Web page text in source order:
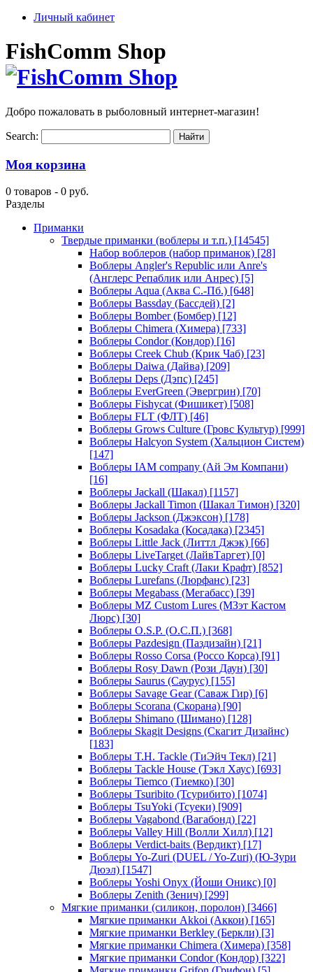
Личный кабинет
FishComm Shop
Добро пожаловать в рыболовный интернет-магазин!
Search:
Моя корзина
0 товаров - 0 руб.
Разделы
Приманки
Твердые приманки (воблеры и т.п.) [14545]
Набор воблеров (набор приманок) [28]
Воблеры Angler's Republic или Anre's
(Англерс Репаблик или Анрес) [5]
Воблеры Aqua (Аква С.-Пб.) [648]
Воблеры Bassday (Бассдей) [2]
Воблеры Bomber (Бомбер) [12]
Воблеры Chimera (Химера) [733]
Воблеры Condor (Кондор) [16]
Воблеры Creek Chub (Крик Чаб) [23]
Воблеры Daiwa (Дайва) [209]
Воблеры Deps (Дэпс) [245]
Воблеры EverGreen (Эвергрин) [70]
Воблеры Fishycat (Фишикет) [508]
Воблеры FLT (ФЛТ) [46]
Воблеры Grows Culture (Гровс Культур) [999]
Воблеры Halcyon System (Хальцион Систем)
[147]
Воблеры IAM company (Ай Эм Компани)
[16]
Воблеры Jackall (Шакал) [1157]
Воблеры Jackall Timon (Шакал Тимон) [320]
Воблеры Jackson (Джэксон) [178]
Воблеры Kosadaka (Косадака) [2345]
Воблеры Little Jack (Литтл Джэк) [66]
Воблеры LiveTarget (ЛайвТаргет) [0]
Воблеры Lucky Craft (Лаки Крафт) [852]
Воблеры Lurefans (Люрфанс) [23]
Воблеры Megabass (Мегабасс) [39]
Воблеры MZ Custom Lures (МЗэт Кастом
Люрс) [30]
Воблеры O.S.P. (О.С.П.) [368]
Воблеры Pazdesign (Паздизайн) [21]
Воблеры Rosso Corsa (Россо Корса) [91]
Воблеры Rosy Dawn (Рози Даун) [30]
Воблеры Saurus (Саурус) [155]
Воблеры Savage Gear (Саваж Гир) [6]
Воблеры Scorana (Скорана) [90]
Воблеры Shimano (Шимано) [128]
Воблеры Skagit Designs (Скагит Дизайнс)
[183]
Воблеры T.H. Tackle (ТиЭйч Текл) [21]
Воблеры Tackle House (Тэкл Хаус) [693]
Воблеры Tiemco (Тиемко) [30]
Воблеры Tsuribito (Тсурибито) [1074]
Воблеры TsuYoki (Тсуеки) [909]
Воблеры Vagabond (Вагабонд) [22]
Воблеры Valley Hill (Волли Хилл) [12]
Воблеры Verdict-baits (Вердикт) [17]
Воблеры Yo-Zuri (DUEL / Yo-Zuri) (Ю-Зури
Дюэл) [1547]
Воблеры Yoshi Onyx (Йоши Оникс) [0]
Воблеры Zenith (Зенич) [299]
Мягкие приманки (силикон, поролон) [3466]
Мягкие приманки Akkoi (Аккои) [165]
Мягкие приманки Berkley (Беркли) [3]
Мягкие приманки Chimera (Химера) [358]
Мягкие приманки Condor (Кондор) [322]